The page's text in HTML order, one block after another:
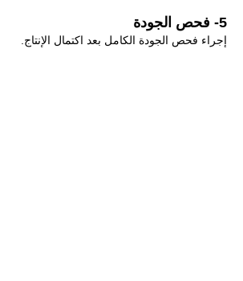
5- فحص الجودة
إجراء فحص الجودة الكامل بعد اكتمال الإنتاج.